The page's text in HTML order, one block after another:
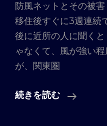
防風ネットとその被害
移住後すぐに3週連続
後に近所の人に聞く
ゃなくて、風が強い
が、関東圏
続きを読む
台